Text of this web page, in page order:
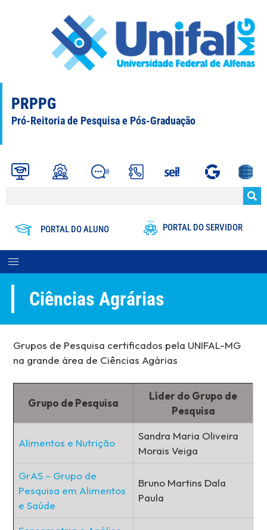
PRPPG
Pró-Reitoria de Pesquisa e Pós-Graduação
PORTAL DO ALUNO PORTAL DO SERVIDOR
Ciências Agrárias
Grupos de Pesquisa certificados pela UNIFAL-MG
na grande área de Ciências Agárias
Grupo de Pesquisa
Líder do Grupo de
Pesquisa
Alimentos e Nutrição
Sandra Maria Oliveira
Morais Veiga
GrAS – Grupo de
Pesquisa em Alimentos
e Saúde
Bruno Martins Dala
Paula